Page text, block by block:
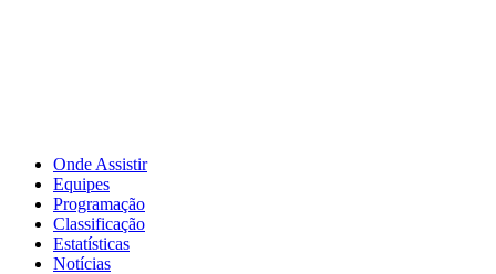
Onde Assistir
Equipes
Programação
Classificação
Estatísticas
Notícias